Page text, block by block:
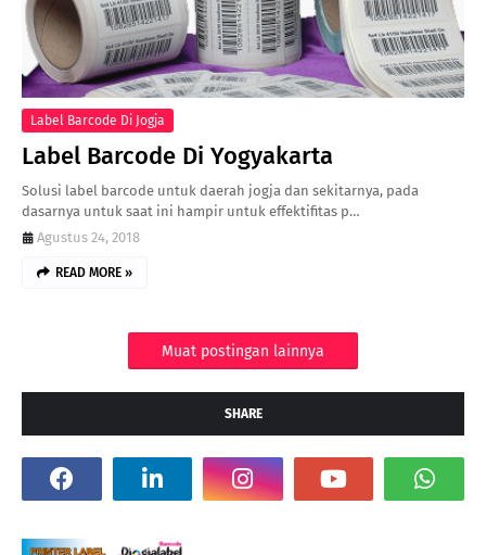
Label Barcode Di Jogja
Label Barcode Di Yogyakarta
Solusi label barcode untuk daerah jogja dan sekitarnya, pada
dasarnya untuk saat ini hampir untuk effektifitas p…
Agustus 24, 2018
READ MORE »
Muat postingan lainnya
SHARE